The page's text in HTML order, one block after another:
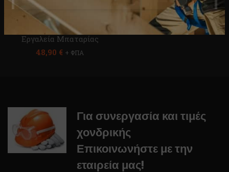
Πιστόλια Βαφής
Αέρας - Συνεργείο
Συνεργείο
Εργαλεία Μπαταρίας
48,90 € + ΦΠΑ
31,90€ + ΦΠΑ
Για συνεργασία και τιμές
χονδρικής
Επικοινωνήστε με την
εταιρεία μας!